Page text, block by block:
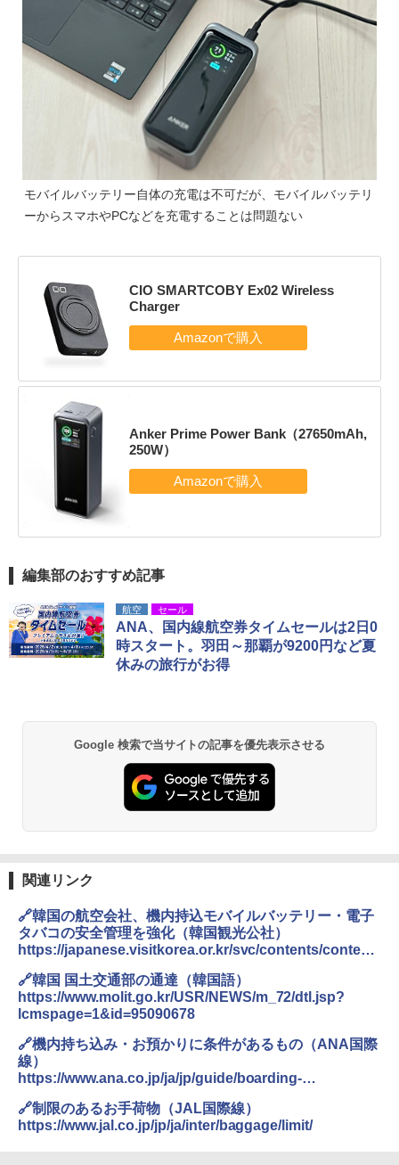
モバイルバッテリー自体の充電は不可だが、モバイルバッテリ
ーからスマホやPCなどを充電することは問題ない
CIO SMARTCOBY Ex02 Wireless
Charger
Anker Prime Power Bank（27650mAh,
250W）
編集部のおすすめ記事
航空 セール
ANA、国内線航空券タイムセールは2日0
時スタート。羽田～那覇が9200円など夏
休みの旅行がお得
Google 検索で当サイトの記事を優先表示させる
関連リンク
🔗韓国の航空会社、機内持込モバイルバッテリー・電子
タバコの安全管理を強化（韓国観光公社）
https://japanese.visitkorea.or.kr/svc/contents/content
🔗韓国 国土交通部の通達（韓国語）
https://www.molit.go.kr/USR/NEWS/m_72/dtl.jsp?
lcmspage=1&id=95090678
🔗機内持ち込み・お預かりに条件があるもの（ANA国際
線）
https://www.ana.co.jp/ja/jp/guide/boarding-
restriction03/
🔗制限のあるお手荷物（JAL国際線）
https://www.jal.co.jp/jp/ja/inter/baggage/limit/